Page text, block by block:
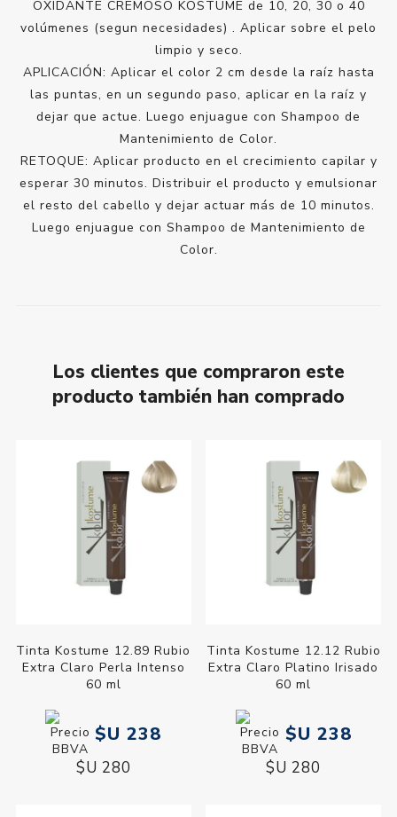
OXIDANTE CREMOSO KOSTUME de 10, 20, 30 o 40
volúmenes (segun necesidades) . Aplicar sobre el pelo
limpio y seco.
APLICACIÓN: Aplicar el color 2 cm desde la raíz hasta
las puntas, en un segundo paso, aplicar en la raíz y
dejar que actue. Luego enjuague con Shampoo de
Mantenimiento de Color.
RETOQUE: Aplicar producto en el crecimiento capilar y
esperar 30 minutos. Distribuir el producto y emulsionar
el resto del cabello y dejar actuar más de 10 minutos.
Luego enjuague con Shampoo de Mantenimiento de
Color.
Los clientes que compraron este
producto también han comprado
Tinta Kostume 12.89 Rubio
Extra Claro Perla Intenso
60 ml
$U 238
$U 280
Tinta Kostume 12.12 Rubio
Extra Claro Platino Irisado
60 ml
$U 238
$U 280